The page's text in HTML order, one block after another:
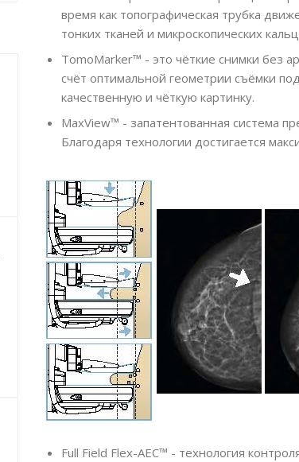
время как топографическая трубка
тонких тканей и микроскопических
TomoMarker™ - это чёткие снимки без
счёт оптимальной геометрии съёмки
качественную и чёткую картинку.
MaxView™ - запатентованная система
Благодаря технологии достигается
Full Field Flex-AEC™ - технология